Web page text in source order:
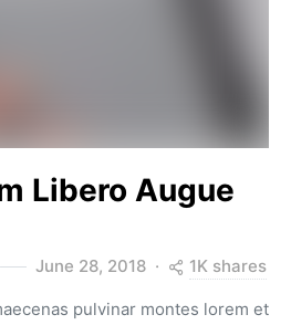
Libero Augue
June 28, 2018 1K shares
pulvinar montes lorem et